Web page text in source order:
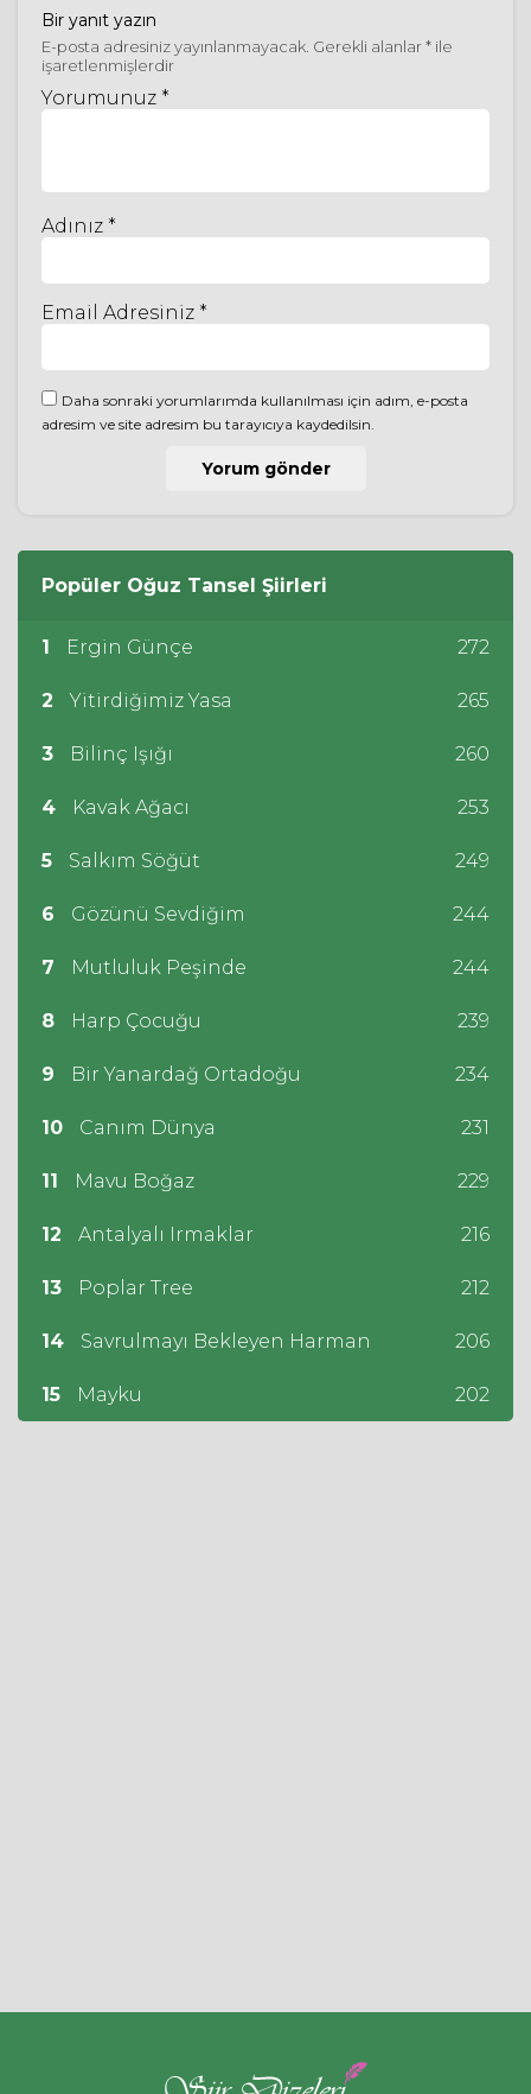
Bir yanıt yazın
E-posta adresiniz yayınlanmayacak. Gerekli alanlar* ile
işaretlenmişlerdir
Yorumunuz *
Adınız *
Email Adresiniz *
Daha sonraki yorumlarımda kullanılması için adım, e-posta
adresim ve site adresim bu tarayıcıya kaydedilsin.
Popüler Oğuz Tansel Şiirleri
1 Ergin Günçe 272
2 Yitirdiğimiz Yasa 265
3 Bilinç Işığı 260
4 Kavak Ağacı 253
5 Salkım Söğüt 249
6 Gözünü Sevdiğim 244
7 Mutluluk Peşinde 244
8 Harp Çocuğu 239
9 Bir Yanardağ Ortadoğu 234
10 Canım Dünya 231
11 Mavu Boğaz 229
12 Antalyalı Irmaklar 216
13 Poplar Tree 212
14 Savrulmayı Bekleyen Harman 206
15 Mayku 202